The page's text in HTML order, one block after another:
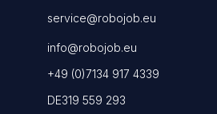
service@robojob.eu
info@robojob.eu
+49 (0)7134 917 4339
DE319 559 293